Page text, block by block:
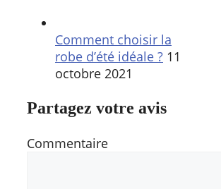
Comment choisir la
robe d’été idéale ? 11
octobre 2021
Partagez votre avis
Commentaire